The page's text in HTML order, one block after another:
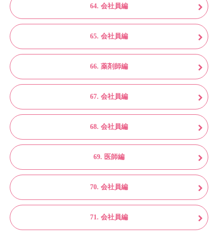
64. 会社員編
65. 会社員編
66. 薬剤師編
67. 会社員編
68. 会社員編
69. 医師編
70. 会社員編
71. 会社員編